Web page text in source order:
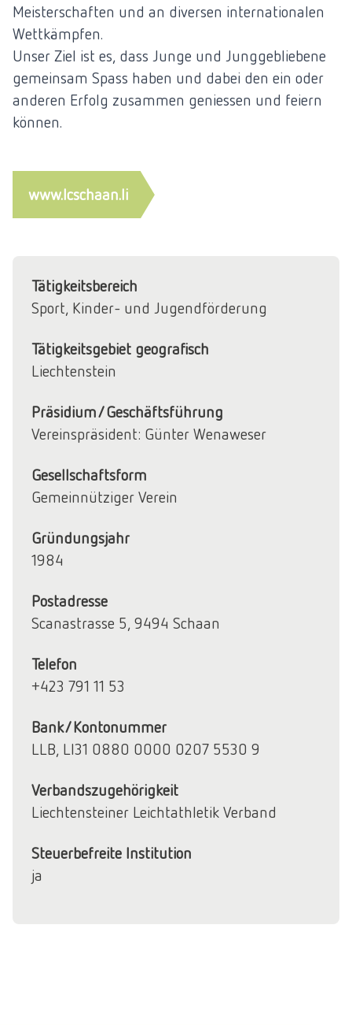
Meisterschaften und an diversen internationalen
Wettkämpfen.
Unser Ziel ist es, dass Junge und Junggebliebene
gemeinsam Spass haben und dabei den ein oder
anderen Erfolg zusammen geniessen und feiern
können.
www.lcschaan.li
Tätigkeitsbereich
Sport, Kinder- und Jugendförderung
Tätigkeitsgebiet geografisch
Liechtenstein
Präsidium/Geschäftsführung
Vereinspräsident: Günter Wenaweser
Gesellschaftsform
Gemeinnütziger Verein
Gründungsjahr
1984
Postadresse
Scanastrasse 5, 9494 Schaan
Telefon
+423 791 11 53
Bank/Kontonummer
LLB, LI31 0880 0000 0207 5530 9
Verbandszugehörigkeit
Liechtensteiner Leichtathletik Verband
Steuerbefreite Institution
ja